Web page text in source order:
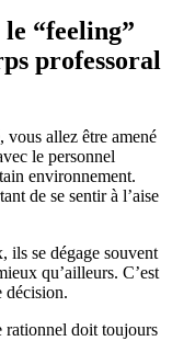
“feeling”
professoral
vous allez être amené
le personnel
environnement.
de se sentir à l’aise
ils se dégage souvent
qu’ailleurs. C’est
décision.
rationnel doit toujours